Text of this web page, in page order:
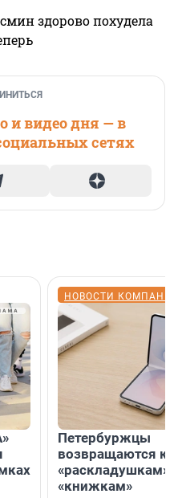
здорово похудела
и видео дня — в
сетях
НОВОСТИ
Петербуржцы
возвращаются к
«раскладушкам»
«книжкам»